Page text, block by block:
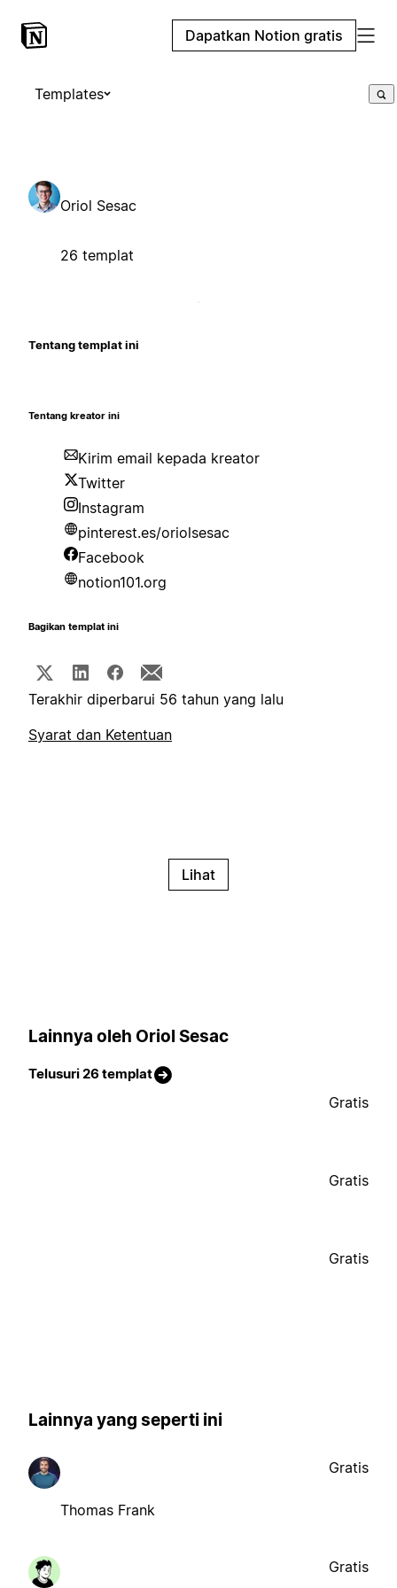
Dapatkan Notion gratis
Templates
Oriol Sesac
26 templat
Tentang templat ini
Tentang kreator ini
Kirim email kepada kreator
Twitter
Instagram
pinterest.es/oriolsesac
Facebook
notion101.org
Bagikan templat ini
Terakhir diperbarui 56 tahun yang lalu
Syarat dan Ketentuan
Lihat
Lainnya oleh Oriol Sesac
Telusuri 26 templat
Gratis
Gratis
Gratis
Lainnya yang seperti ini
Thomas Frank
Gratis
Gratis